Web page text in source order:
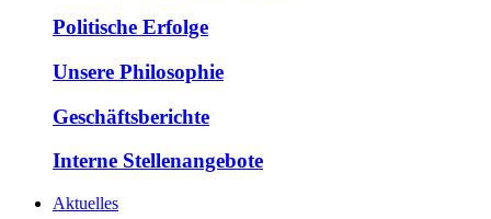
Politische Erfolge
Unsere Philosophie
Geschäftsberichte
Interne Stellenangebote
Aktuelles